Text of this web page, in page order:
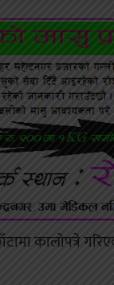
कालोपत्रे